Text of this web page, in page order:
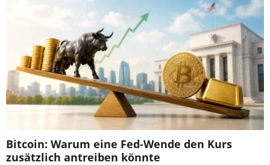
Bitcoin: Warum eine Fed-Wende den Kurs
zusätzlich antreiben könnte